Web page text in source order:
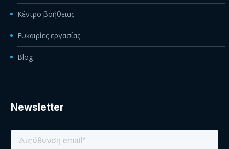
Κέντρο βοήθειας
Ευκαιρίες εργασίας
Blog
Newsletter